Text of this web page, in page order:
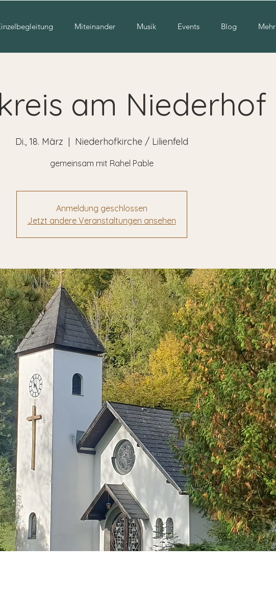
Miteinander Musik Events Blog Mehr
am Niederhof
Di., 18. März
  |
Niederhofkirche / Lilienfeld
gemeinsam mit Rahel Pable
Anmeldung geschlossen
Jetzt andere Veranstaltungen ansehen